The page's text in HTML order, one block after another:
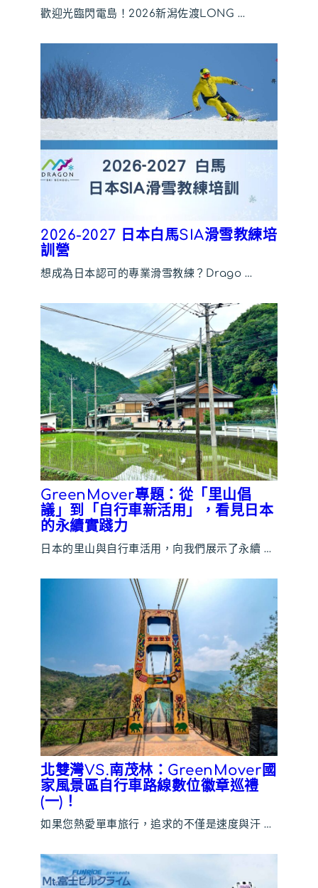
歡迎光臨閃電島！2026新潟佐渡LONG …
2026-2027 日本白馬SIA滑雪教練培
訓營
想成為日本認可的專業滑雪教練？Drago …
GreenMover專題：從「里山倡
議」到「自行車新活用」，看見日本
的永續實踐力
日本的里山與自行車活用，向我們展示了永續 …
北雙灣VS.南茂林：GreenMover國
家風景區自行車路線數位徽章巡禮
(一)！
如果您熱愛單車旅行，追求的不僅是速度與汗 …